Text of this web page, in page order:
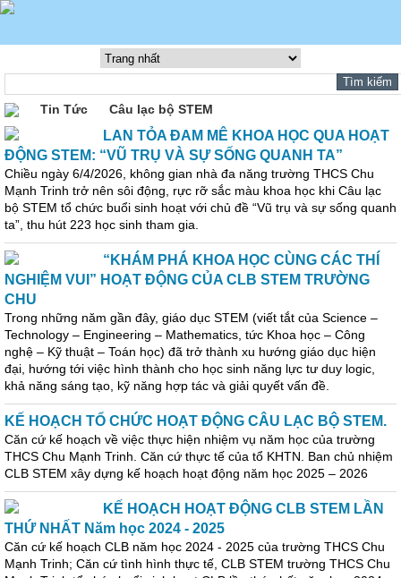
Tin Tức Câu lạc bộ STEM
LAN TỎA ĐAM MÊ KHOA HỌC QUA HOẠT
ĐỘNG STEM: “VŨ TRỤ VÀ SỰ SỐNG QUANH TA”
Chiều ngày 6/4/2026, không gian nhà đa năng trường THCS Chu
Mạnh Trinh trở nên sôi động, rực rỡ sắc màu khoa học khi Câu lạc
bộ STEM tổ chức buổi sinh hoạt với chủ đề “Vũ trụ và sự sống quanh
ta”, thu hút 223 học sinh tham gia.
“KHÁM PHÁ KHOA HỌC CÙNG CÁC THÍ
NGHIỆM VUI” HOẠT ĐỘNG CỦA CLB STEM TRƯỜNG
CHU
Trong những năm gần đây, giáo dục STEM (viết tắt của Science –
Technology – Engineering – Mathematics, tức Khoa học – Công
nghệ – Kỹ thuật – Toán học) đã trở thành xu hướng giáo dục hiện
đại, hướng tới việc hình thành cho học sinh năng lực tư duy logic,
khả năng sáng tạo, kỹ năng hợp tác và giải quyết vấn đề.
KẾ HOẠCH TỔ CHỨC HOẠT ĐỘNG CÂU LẠC BỘ STEM.
Căn cứ kế hoạch về việc thực hiện nhiệm vụ năm học của trường
THCS Chu Mạnh Trinh. Căn cứ thực tế của tổ KHTN. Ban chủ nhiệm
CLB STEM xây dựng kế hoạch hoạt động năm học 2025 – 2026
KẾ HOẠCH HOẠT ĐỘNG CLB STEM LẦN
THỨ NHẤT Năm học 2024 - 2025
Căn cứ kế hoạch CLB năm học 2024 - 2025 của trường THCS Chu
Mạnh Trinh; Căn cứ tình hình thực tế, CLB STEM trường THCS Chu